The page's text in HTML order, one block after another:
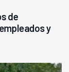
de
y